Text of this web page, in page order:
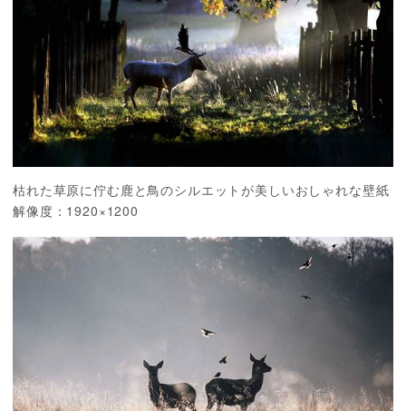
枯れた草原に佇む鹿と鳥のシルエットが美しいおしゃれな壁紙
解像度：1920×1200